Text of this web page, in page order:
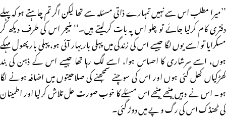
’’میرا مطلب اس سے نہیں تمہارے ذاتی مسئلہ سے تھا لیکن اگر تم چاہتے ہو کہ پہلے
دفتری کام کرلیا جائے تو چلو اس پہ بات کرلیتے ہیں۔‘‘ منیجر اس کی طرف دیکھ کر
مسکرایا تو اسے یوں لگا جیسے اس کی زندگی میں پہلی بار بہار آئی ہو، پہلی بار پھول مہکے
ہوں، اسے سرشاری کا احساس ہوا، اسے لگ رہا تھا جیسے اس کے ذہن کی بند
کھڑکیاں کھل گئی ہوں اور اس کی سوچنے سمجھنے کی صلاحیتوں میں اضافہ ہونے لگا
ہو۔ اس نے وہیں بیٹھے بیٹھے اس مسئلے کا خوب صورت حل تلاش کرلیا اور اطمینان
کی ٹھنڈک اس کی رگ و پے میں دوڑ گئی۔